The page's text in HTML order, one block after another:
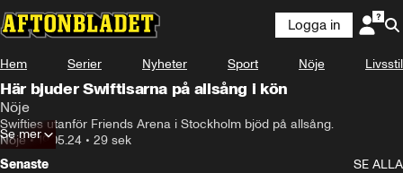
Logga in
Hem Serier Nyheter Sport Nöje Livsstil
Här bjuder Swiftisarna på allsång i kön
Nöje
Swifties utanför Friends Arena i Stockholm bjöd på allsång.
Nöje•19.05.24 • 29 sek
Se mer
Senaste
SE ALLA